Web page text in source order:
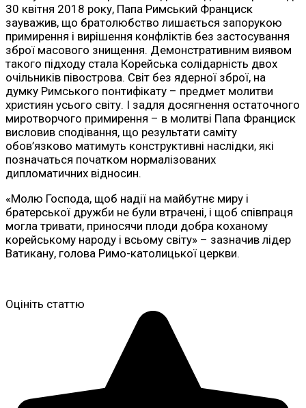
30 квітня 2018 року, Папа Римський Франциск
зауважив, що братолюбство лишається запорукою
примирення і вирішення конфліктів без застосування
зброї масового знищення. Демонстративним виявом
такого підходу стала Корейська солідарність двох
очільників півострова. Світ без ядерної зброї, на
думку Римського понтифікату – предмет молитви
християн усього світу. І задля досягнення остаточного
миротворчого примирення – в молитві Папа Франциск
висловив сподівання, що результати саміту
обов’язково матимуть конструктивні наслідки, які
позначаться початком нормалізованих
дипломатичних відносин.
«Молю Господа, щоб надії на майбутнє миру і
братерської дружби не були втрачені, і щоб співпраця
могла тривати, приносячи плоди добра коханому
корейському народу і всьому світу» – зазначив лідер
Ватикану, голова Римо-католицької церкви.
Оцініть статтю